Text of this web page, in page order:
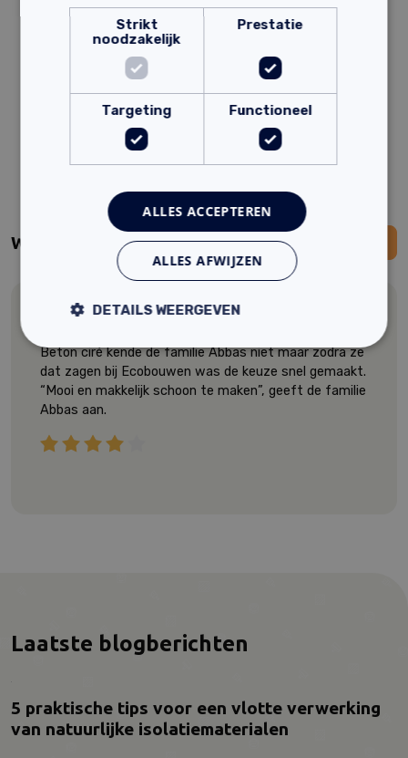
Wat onze klanten over ons zeggen:
Familie Abbas
Beton ciré kende de familie Abbas niet maar zodra ze
dat zagen bij Ecobouwen was de keuze snel gemaakt.
“Mooi en makkelijk schoon te maken”, geeft de familie
Abbas aan.
Laatste blogberichten
5 praktische tips voor een vlotte verwerking
van natuurlijke isolatiematerialen
Strikt
noodzakelijk
Prestatie
Targeting Functioneel
ALLES ACCEPTEREN
ALLES AFWIJZEN
DETAILS WEERGEVEN